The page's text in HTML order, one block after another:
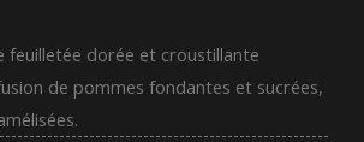
feuilletée dorée et croustillante
de pommes fondantes et sucrées,